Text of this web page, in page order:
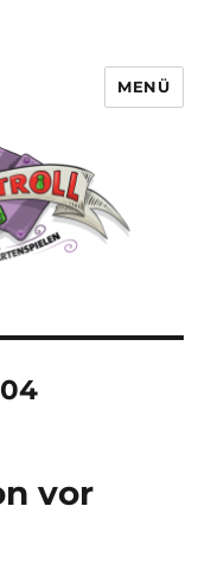
MENÜ
vor